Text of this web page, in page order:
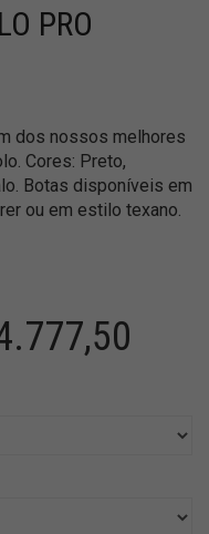
PRO
dos nossos melhores
Cores: Preto,
Botas disponíveis em
ou em estilo texano.